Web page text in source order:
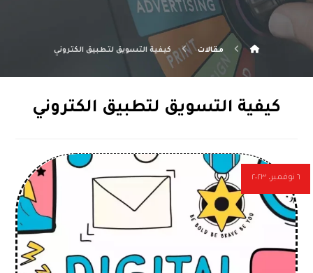
مقالات كيفية التسويق لتطبيق الكتروني
كيفية التسويق لتطبيق الكتروني
٦ نوفمبر، ٢٠٢٣